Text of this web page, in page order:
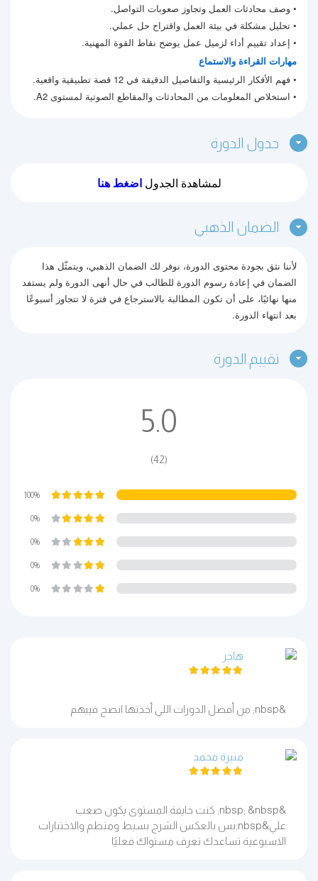
• وصف محادثات العمل وتجاوز صعوبات التواصل.
• تحليل مشكلة في بيئة العمل واقتراح حل عملي.
• إعداد تقييم أداء لزميل عمل يوضح نقاط القوة المهنية.
مهارات القراءة والاستماع
• فهم الأفكار الرئيسية والتفاصيل الدقيقة في 12 قصة تطبيقية واقعية.
• استخلاص المعلومات من المحادثات والمقاطع الصوتية لمستوى A2.
جدول الدورة
لمشاهدة الجدولاضغط هنا
الضمان الذهبي
لأننا نثق بجودة محتوى الدورة، نوفر لك الضمان الذهبي، ويتمثّل هذا
الضمان في إعادة رسوم الدورة للطالب في حال أنهى الدورة ولم يستفد
منها نهائيًا، على أن تكون المطالبة بالاسترجاع في فترة لا تتجاوز أسبوعًا
بعد انتهاء الدورة.
تقييم الدورة
5.0
(42)
100%
0%
0%
0%
0%
هاجر
&nbsp; من أفضل الدورات اللي أخذتها انصح فييهم
منيرة محمد
&nbsp; &nbsp; كنت خايفة المستوى يكون صعب
علي&nbsp;بس بالعكس الشرح بسيط ومنظم والاختبارات
الاسبوعية تساعدك تعرف مستواك فعليًا